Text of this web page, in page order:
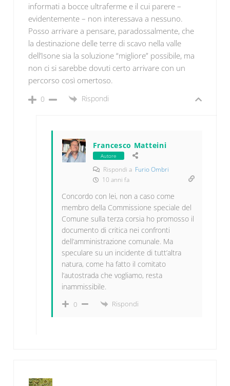
informati a bocce ultraferme e il cui parere –
evidentemente – non interessava a nessuno.
Posso arrivare a pensare, paradossalmente, che
la destinazione delle terre di scavo nella valle
dell’Isone sia la soluzione “migliore” possibile, ma
non ci si sarebbe dovuti certo arrivare con un
percorso così omertoso.
0 Rispondi
Francesco Matteini
Autore
Rispondi a Furio Ombri
10 anni fa
Concordo con lei, non a caso come
membro della Commissione speciale del
Comune sulla terza corsia ho promosso il
documento di critica nei confronti
dell’amministrazione comunale. Ma
speculare su un incidente di tutt’altra
natura, come ha fatto il comitato
l’autostrada che vogliamo, resta
inammissibile.
0 Rispondi